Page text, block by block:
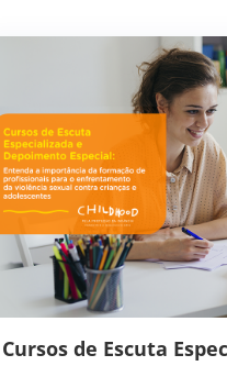
Cursos de Escuta